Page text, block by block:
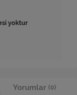
Yorumlar (0)